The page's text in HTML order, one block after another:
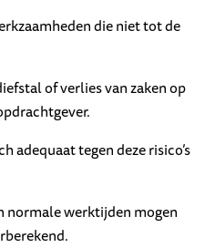
die niet tot de
of verlies van zaken op
adequaat tegen deze risico’s
normale werktijden mogen